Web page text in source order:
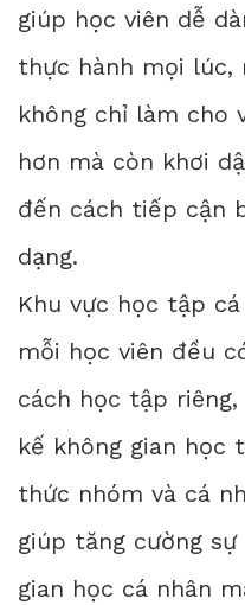
giúp học viên dễ
thực hành mọi lúc,
không chỉ làm cho
hơn mà còn khơi
đến cách tiếp cận
dạng.
Khu vực học tập
mỗi học viên đều
cách học tập
kế không gian học
thức nhóm và cá
giúp tăng cường
gian học cá nhân